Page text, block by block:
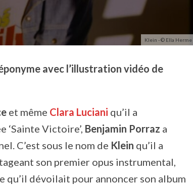
Klein - © Ella Herme
avec l’illustration vidéo de
et même Clara Luciani qu’il a
‘Sainte Victoire’, Benjamin Porraz a
C’est sous le nom de Klein qu’il a
son premier opus instrumental,
dévoilait pour annoncer son album